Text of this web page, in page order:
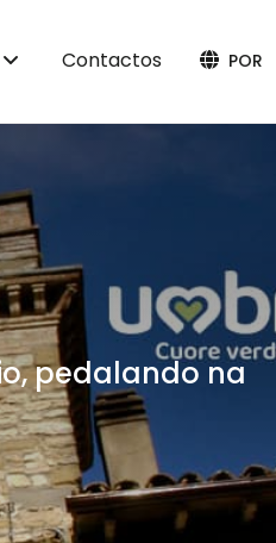
Contactos POR
pedalando na